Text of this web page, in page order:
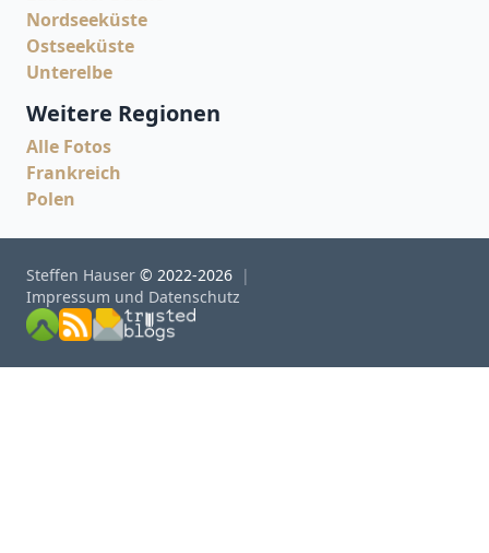
Nordseeküste
Ostseeküste
Unterelbe
Weitere Regionen
Alle Fotos
Frankreich
Polen
Steffen Hauser © 2022-2026
Impressum und Datenschutz